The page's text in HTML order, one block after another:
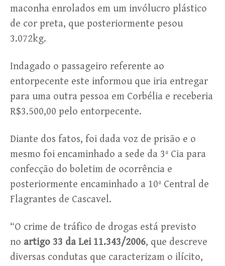
maconha enrolados em um invólucro plástico
de cor preta, que posteriormente pesou
3.072kg.
Indagado o passageiro referente ao
entorpecente este informou que iria entregar
para uma outra pessoa em Corbélia e receberia
R$3.500,00 pelo entorpecente.
Diante dos fatos, foi dada voz de prisão e o
mesmo foi encaminhado a sede da 3ª Cia para
confecção do boletim de ocorrência e
posteriormente encaminhado a 10ª Central de
Flagrantes de Cascavel.
“O crime de tráfico de drogas está previsto
no artigo 33 da Lei 11.343/2006, que descreve
diversas condutas que caracterizam o ilícito,